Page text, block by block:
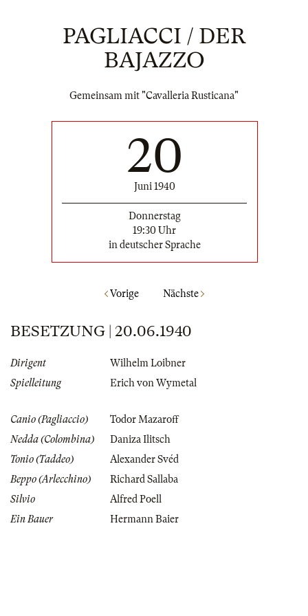
PAGLIACCI / DER
BAJAZZO
Gemeinsam mit "Cavalleria Rusticana"
20
Juni 1940
Donnerstag
19:30 Uhr
in deutscher Sprache
Vorige Nächste
BESETZUNG | 20.06.1940
Dirigent
Wilhelm Loibner
Spielleitung
Erich von Wymetal
Canio (Pagliaccio)
Todor Mazaroff
Nedda (Colombina)
Daniza Ilitsch
Tonio (Taddeo)
Alexander Svéd
Beppo (Arlecchino)
Richard Sallaba
Silvio
Alfred Poell
Ein Bauer
Hermann Baier